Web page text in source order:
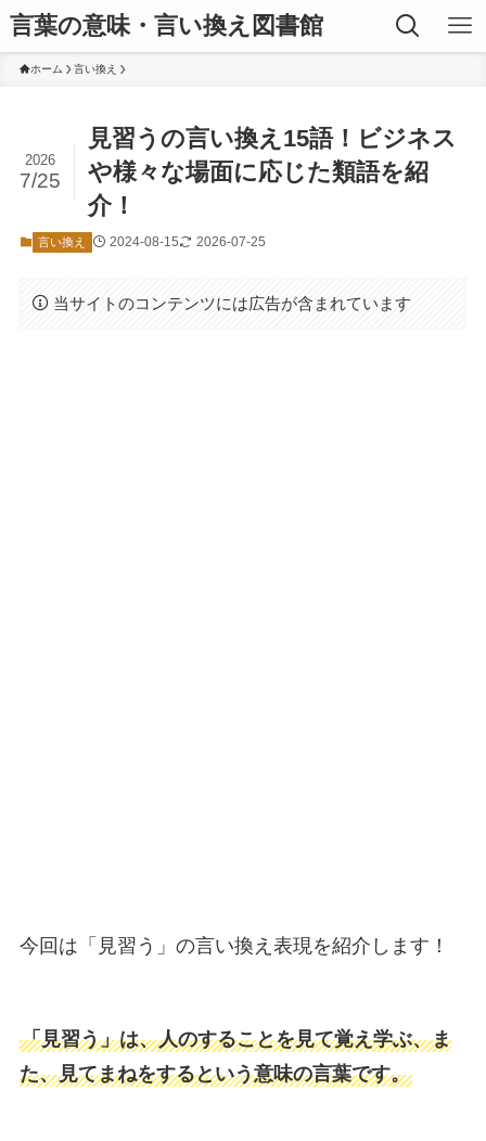
言葉の意味・言い換え図書館
ホーム 言い換え
見習うの言い換え15語！ビジネス
や様々な場面に応じた類語を紹
介！
2026
7/25
言い換え 2024-08-15 2026-07-25
当サイトのコンテンツには広告が含まれています
今回は「見習う」の言い換え表現を紹介します！
「見習う」は、人のすることを見て覚え学ぶ、ま
た、見てまねをするという意味の言葉です。